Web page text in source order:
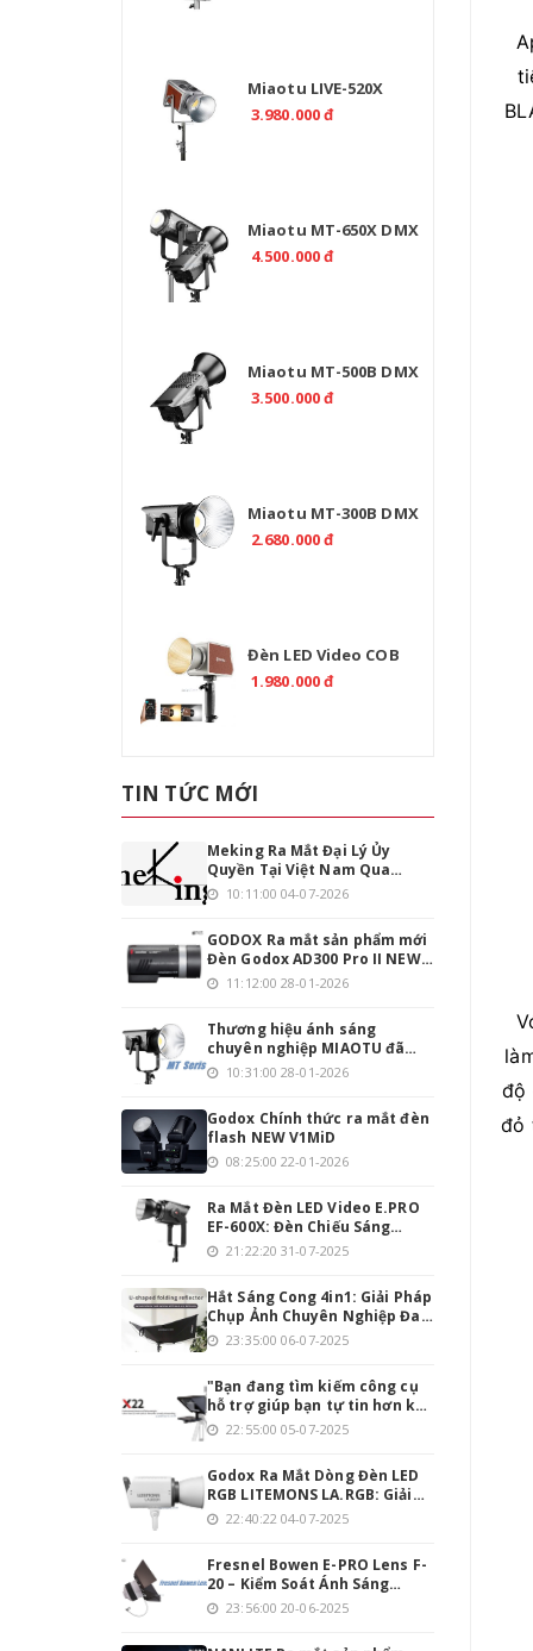
Miaotu LIVE-520X
Professional 520W Bi
3.980.000 đ
Miaotu MT-650X DMX
Professional 650W –
4.500.000 đ
Miaotu MT-500B DMX
Professional 500W Bi
3.500.000 đ
Miaotu MT-300B DMX
Professional 300W Bi
2.680.000 đ
Đèn LED Video COB
TOLIFO PL-200B Bi-
1.980.000 đ
TIN TỨC MỚI
Meking Ra Mắt Đại Lý Ủy
Quyền Tại Việt Nam Qua
Emaily.pro
10:11:00 04-07-2026
GODOX Ra mắt sản phẩm mới
Đèn Godox AD300 Pro II NEW
phiên bản nâng cấp
11:12:00 28-01-2026
Thương hiệu ánh sáng
chuyên nghiệp MIAOTU đã
chính thức đặt chân vào thị
10:31:00 28-01-2026
Godox Chính thức ra mắt đèn
flash NEW V1MiD
08:25:00 22-01-2026
Ra Mắt Đèn LED Video E.PRO
EF-600X: Đèn Chiếu Sáng
Mạnh Mẽ Cho Người Đam Mê
21:22:20 31-07-2025
Hắt Sáng Cong 4in1: Giải Pháp
Chụp Ảnh Chuyên Nghiệp Đa
Năng23:35:00 06-07-2025
"Bạn đang tìm kiếm công cụ
hỗ trợ giúp bạn tự tin hơn khi
thuyết trình hoặc quay
Professionnel 22 Inch chính
là giải pháp hoàn hảo cho
bạn!
22:55:00 05-07-2025
Godox Ra Mắt Dòng Đèn LED
RGB LITEMONS LA.RGB: Giải
Pháp Chiếu Sáng Toàn Diện
22:40:22 04-07-2025
Fresnel Bowen E-PRO Lens F-
20 – Kiểm Soát Ánh Sáng
Chính Xác, Tối Ưu Hóa Quay
23:56:00 20-06-2025
độ
đỏ